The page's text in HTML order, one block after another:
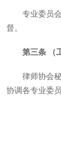
专业委员
督。
第三条 （
律师协会
协调各专业委